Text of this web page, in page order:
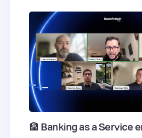
🏦 Banking as a Service